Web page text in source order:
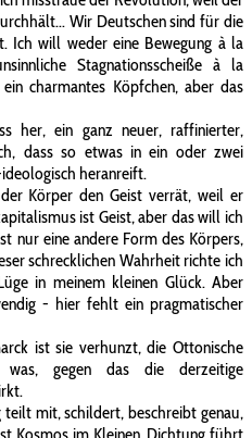
Wir Deutschen sind für die
Ich will weder eine Bewegung à la
Stagnationsscheiße à la
charmantes Köpfchen, aber das
her, ein ganz neuer, raffinierter,
dass so etwas in ein oder zwei
heranreift.
Körper den Geist verrät, weil er
ist Geist, aber das will ich
nur eine andere Form des Körpers,
schrecklichen Wahrheit richte ich
in meinem kleinen Glück. Aber
- hier fehlt ein pragmatischer
ist sie verhunzt, die Ottonische
gegen das die derzeitige
mit, schildert, beschreibt genau,